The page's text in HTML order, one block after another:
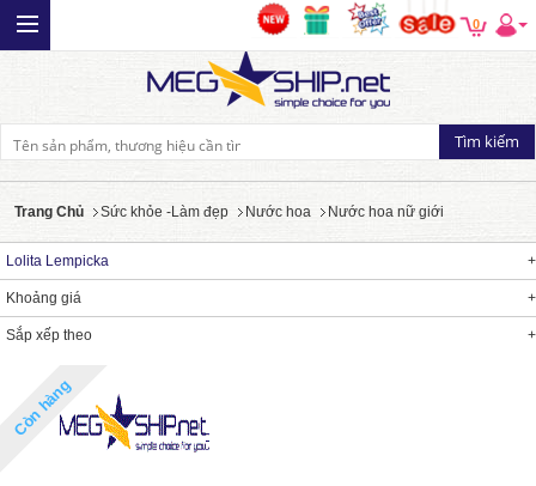
0
Trang Chủ Sức khỏe -Làm đẹp Nước hoa Nước hoa nữ giới
Lolita Lempicka
Khoảng giá
Sắp xếp theo
Còn hàng